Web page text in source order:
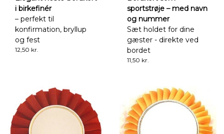
i birkefinér
– perfekt til
konfirmation, bryllup
og fest
12,50 kr.
sportstrøje – med navn
og nummer
Sæt holdet for dine
gæster - direkte ved
bordet
11,50 kr.